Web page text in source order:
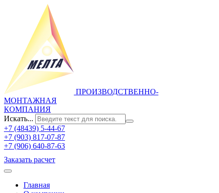
ПРОИЗВОДСТВЕННО-
МОНТАЖНАЯ
КОМПАНИЯ
Искать...
+7 (48439) 5-44-67
+7 (903) 817-07-87
+7 (906) 640-87-63
Заказать расчет
Главная